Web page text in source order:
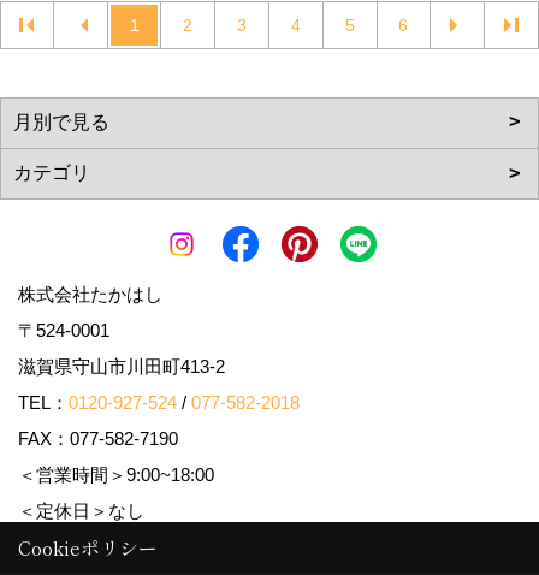
1 2 3 4 5 6
株式会社たかはし
〒524-0001
滋賀県守山市川田町413-2
TEL： 0120-927-524 / 077-582-2018
FAX：077-582-7190
＜営業時間＞9:00~18:00
＜定休日＞なし
Cookieポリシー